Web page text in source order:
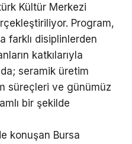
Kültür Merkezi
Program,
farklı disiplinlerden
katkılarıyla
seramik üretim
süreçleri ve günümüz
bir şekilde
konuşan Bursa